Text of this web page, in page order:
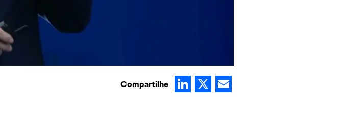
Compartilhe LinkedIn
X